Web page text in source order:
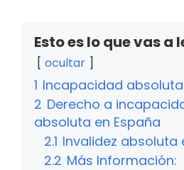
Esto es lo que vas a
ocultar
1 Incapacidad
2 Derecho a
absoluta en España
2.1 Invalidez absoluta
2.2 Más Información: